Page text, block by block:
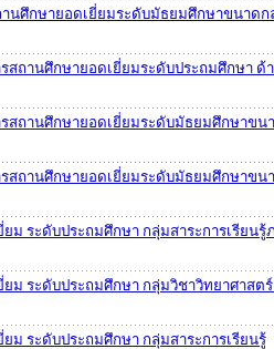
านศึกษายอดเยี่ยมระดับมัธยมศึกษาขนาดก
สถานศึกษายอดเยี่ยมระดับประถมศึกษา ด้
สถานศึกษายอดเยี่ยมระดับมัธยมศึกษาขน
รสถานศึกษายอดเยี่ยมระดับมัธยมศึกษาขน
ม ระดับประถมศึกษา กลุ่มสาระการเรียนรู้
ยม ระดับประถมศึกษา กลุ่มวิชาวิทยาศาสต
ม ระดับประถมศึกษา กลุ่มสาระการเรียนรู้